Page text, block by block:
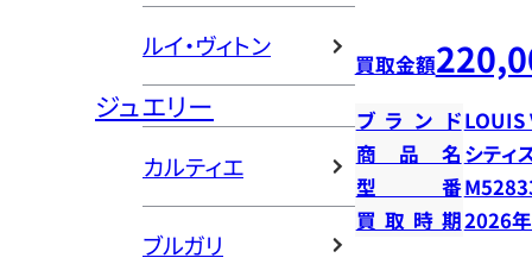
ルイ・ヴィトン
ジュエリー
カルティエ
ブルガリ
買取金額
ブランドLOUIS
商品名 シティ
型番
買取時期2026